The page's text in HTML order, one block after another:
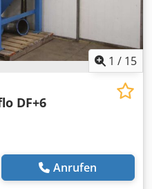
1 / 15
DF+6
Anrufen